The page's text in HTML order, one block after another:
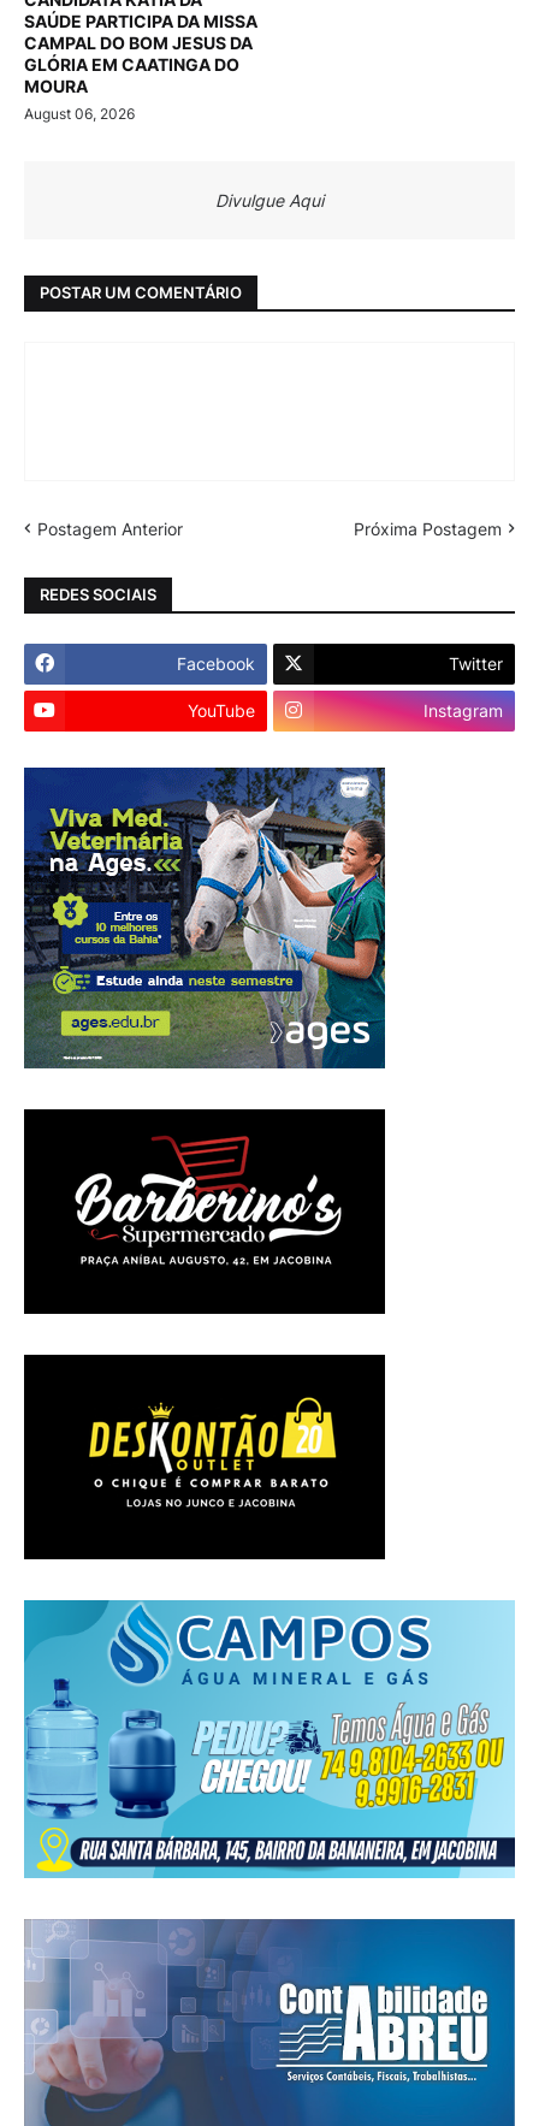
SAÚDE PARTICIPA DA MISSA
CAMPAL DO BOM JESUS DA
GLÓRIA EM CAATINGA DO
MOURA
August 06, 2026
Divulgue Aqui
POSTAR UM COMENTÁRIO
Postagem Anterior Próxima Postagem
REDES SOCIAIS
Facebook Twitter
YouTube Instagram